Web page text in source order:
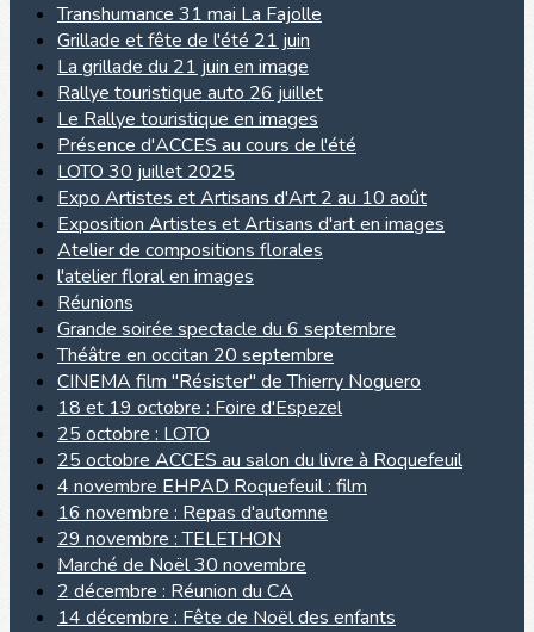
Transhumance 31 mai La Fajolle
Grillade et fête de l'été 21 juin
La grillade du 21 juin en image
Rallye touristique auto 26 juillet
Le Rallye touristique en images
Présence d'ACCES au cours de l'été
LOTO 30 juillet 2025
Expo Artistes et Artisans d'Art 2 au 10 août
Exposition Artistes et Artisans d'art en images
Atelier de compositions florales
l'atelier floral en images
Réunions
Grande soirée spectacle du 6 septembre
Théâtre en occitan 20 septembre
CINEMA film "Résister" de Thierry Noguero
18 et 19 octobre : Foire d'Espezel
25 octobre : LOTO
25 octobre ACCES au salon du livre à Roquefeuil
4 novembre EHPAD Roquefeuil : film
16 novembre : Repas d'automne
29 novembre : TELETHON
Marché de Noël 30 novembre
2 décembre : Réunion du CA
14 décembre : Fête de Noël des enfants